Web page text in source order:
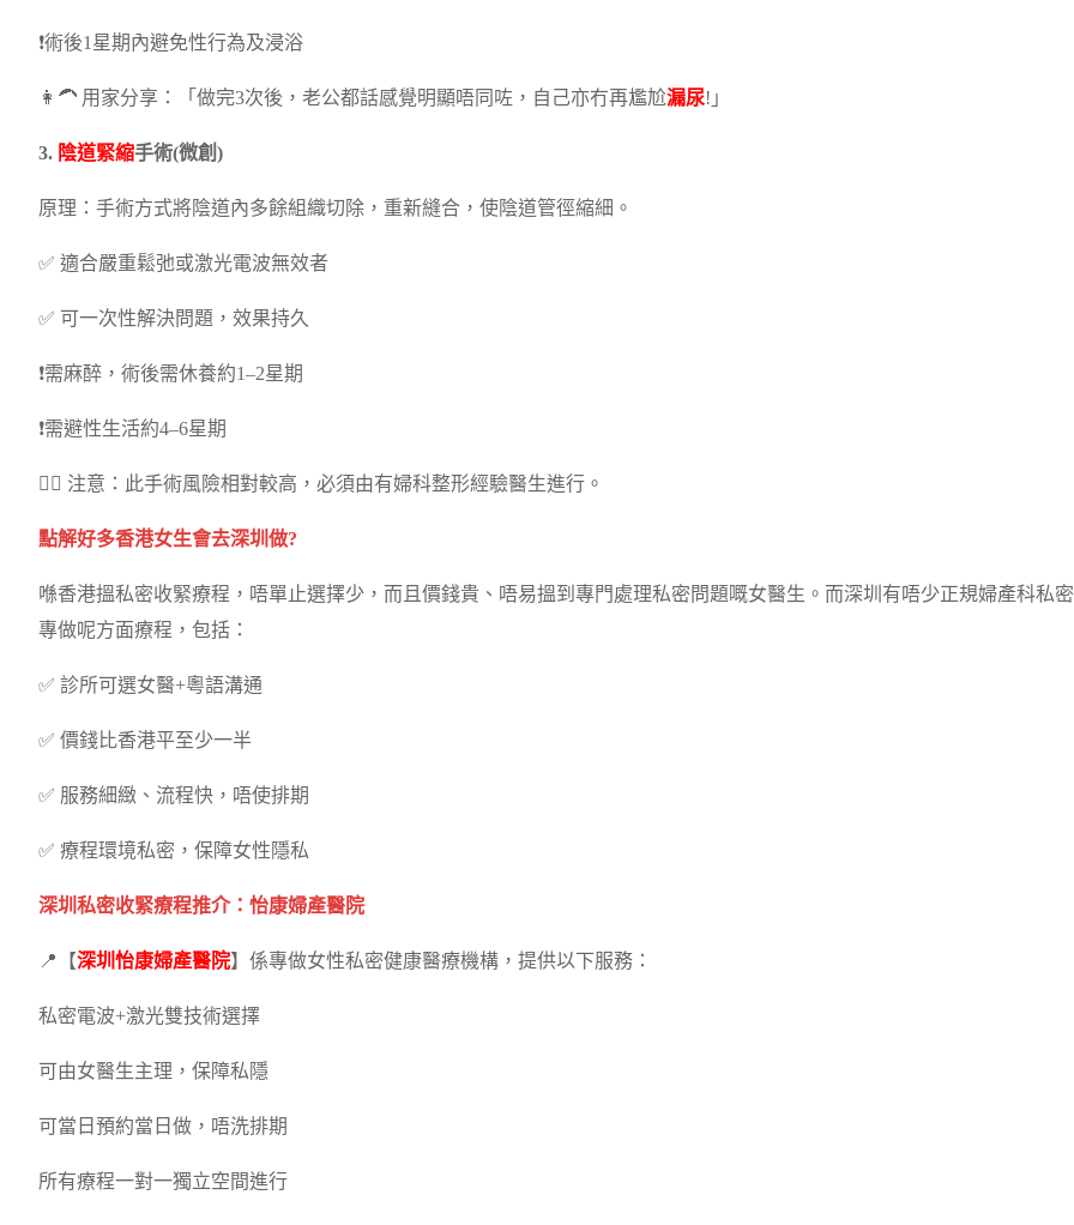
❗術後1星期內避免性行為及浸浴
👩‍🦱 用家分享：「做完3次後，老公都話感覺明顯唔同咗，自己亦冇再尷尬漏尿!」
3. 陰道緊縮手術(微創)
原理：手術方式將陰道內多餘組織切除，重新縫合，使陰道管徑縮細。
✅ 適合嚴重鬆弛或激光電波無效者
✅ 可一次性解決問題，效果持久
❗需麻醉，術後需休養約1–2星期
❗需避性生活約4–6星期
🧑‍⚕️ 注意：此手術風險相對較高，必須由有婦科整形經驗醫生進行。
點解好多香港女生會去深圳做?
喺香港搵私密收緊療程，唔單止選擇少，而且價錢貴、唔易搵到專門處理私密問題嘅女醫生。而深圳有唔少正規婦產科私
專做呢方面療程，包括：
✅ 診所可選女醫+粵語溝通
✅ 價錢比香港平至少一半
✅ 服務細緻、流程快，唔使排期
✅ 療程環境私密，保障女性隱私
深圳私密收緊療程推介：怡康婦產醫院
📍【深圳怡康婦產醫院】係專做女性私密健康醫療機構，提供以下服務：
私密電波+激光雙技術選擇
可由女醫生主理，保障私隱
可當日預約當日做，唔洗排期
所有療程一對一獨立空間進行